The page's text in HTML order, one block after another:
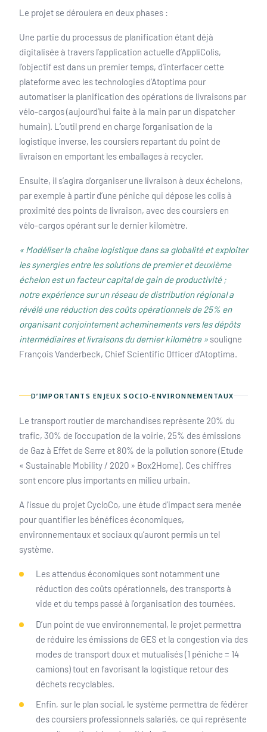
Le projet se déroulera en deux phases :
Une partie du processus de planification étant déjà
digitalisée à travers l’application actuelle d’AppliColis,
l’objectif est dans un premier temps, d’interfacer cette
plateforme avec les technologies d’Atoptima pour
automatiser la planification des opérations de livraisons par
vélo-cargos (aujourd’hui faite à la main par un dispatcher
humain). L’outil prend en charge l’organisation de la
logistique inverse, les coursiers repartant du point de
livraison en emportant les emballages à recycler.
Ensuite, il s’agira d’organiser une livraison à deux échelons,
par exemple à partir d’une péniche qui dépose les colis à
proximité des points de livraison, avec des coursiers en
vélo-cargos opérant sur le dernier kilomètre.
« Modéliser la chaîne logistique dans sa globalité et exploiter
les synergies entre les solutions de premier et deuxième
échelon est un facteur capital de gain de productivité ;
notre expérience sur un réseau de distribution régional a
révélé une réduction des coûts opérationnels de 25% en
organisant conjointement acheminements vers les dépôts
intermédiaires et livraisons du dernier kilomètre » souligne
François Vanderbeck, Chief Scientific Officer d’Atoptima.
D’IMPORTANTS ENJEUX SOCIO-ENVIRONNEMENTAUX
Le transport routier de marchandises représente 20% du
trafic, 30% de l’occupation de la voirie, 25% des émissions
de Gaz à Effet de Serre et 80% de la pollution sonore (Etude
« Sustainable Mobility / 2020 » Box2Home). Ces chiffres
sont encore plus importants en milieu urbain.
A l’issue du projet CycloCo, une étude d’impact sera menée
pour quantifier les bénéfices économiques,
environnementaux et sociaux qu’auront permis un tel
système.
Les attendus économiques sont notamment une
réduction des coûts opérationnels, des transports à
vide et du temps passé à l’organisation des tournées.
D’un point de vue environnemental, le projet permettra
de réduire les émissions de GES et la congestion via des
modes de transport doux et mutualisés (1 péniche = 14
camions) tout en favorisant la logistique retour des
déchets recyclables.
Enfin, sur le plan social, le système permettra de fédérer
des coursiers professionnels salariés, ce qui représente